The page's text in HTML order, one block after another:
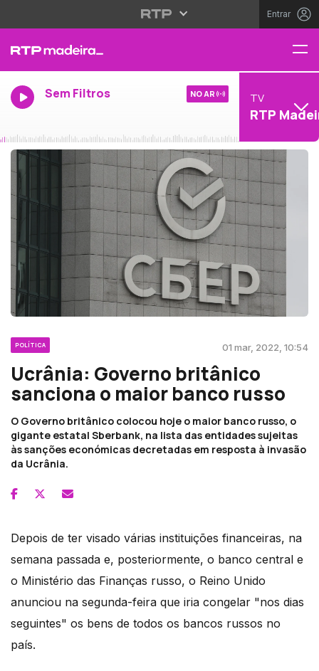
Entrar
Sem Filtros NO AR TV
RTP
POLÍTICA 01 mar, 2022, 10:54
Ucrânia: Governo britânico
sanciona o maior banco russo
O Governo britânico colocou hoje o maior banco russo, o
gigante estatal Sberbank, na lista das entidades sujeitas
às sanções económicas decretadas em resposta à invasão
da Ucrânia.
Depois de ter visado várias instituições financeiras, na
semana passada e, posteriormente, o banco central e
o Ministério das Finanças russo, o Reino Unido
anunciou na segunda-feira que iria congelar "nos dias
seguintes" os bens de todos os bancos russos no
país.